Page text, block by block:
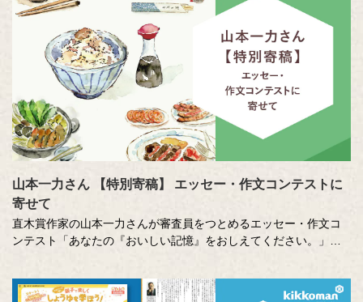
山本一力さん 【特別寄稿】 エッセー・作文コンテストに
寄せて
直木賞作家の山本一力さんが審査員をつとめるエッセー・作文コ
ンテスト「あなたの『おいしい記憶』をおしえてください。」に